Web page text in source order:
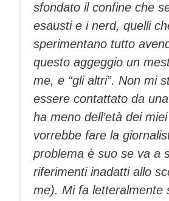
sfondato il confine che
esausti e i nerd, quelli
sperimentano tutto
questo aggeggio un
me, e “gli altri”. Non mi
essere contattato da
ha meno dell’età dei
vorrebbe fare la
problema è suo se va a
riferimenti inadatti allo
me). Mi fa letteralmente